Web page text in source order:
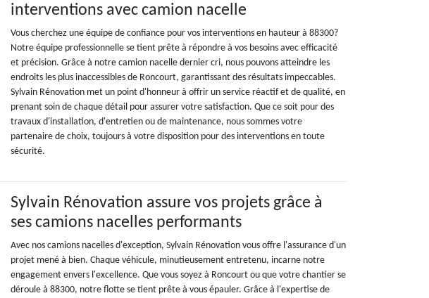
interventions avec camion nacelle
Vous cherchez une équipe de confiance pour vos interventions en hauteur à 88300?
Notre équipe professionnelle se tient prête à répondre à vos besoins avec efficacité
et précision. Grâce à notre camion nacelle dernier cri, nous pouvons atteindre les
endroits les plus inaccessibles de Roncourt, garantissant des résultats impeccables.
Sylvain Rénovation met un point d'honneur à offrir un service réactif et de qualité, en
prenant soin de chaque détail pour assurer votre satisfaction. Que ce soit pour des
travaux d'installation, d'entretien ou de maintenance, nous sommes votre
partenaire de choix, toujours à votre disposition pour des interventions en toute
sécurité.
Sylvain Rénovation assure vos projets grâce à
ses camions nacelles performants
Avec nos camions nacelles d'exception, Sylvain Rénovation vous offre l'assurance d'un
projet mené à bien. Chaque véhicule, minutieusement entretenu, incarne notre
engagement envers l'excellence. Que vous soyez à Roncourt ou que votre chantier se
déroule à 88300, notre flotte se tient prête à vous épauler. Grâce à l'expertise de